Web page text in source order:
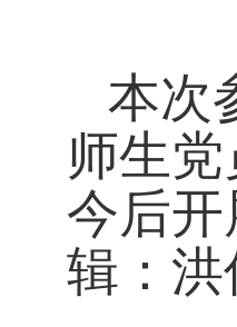
本次
师生
今后
辑：洪